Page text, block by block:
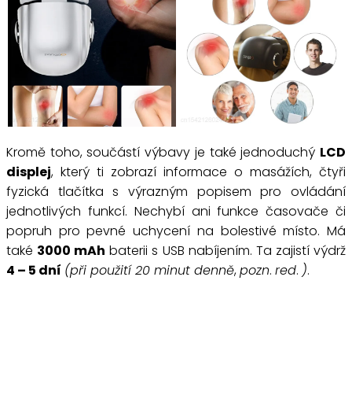
Kromě toho, součástí výbavy je také jednoduchý LCD
displej, který ti zobrazí informace o masážích, čtyři
fyzická tlačítka s výrazným popisem pro ovládání
jednotlivých funkcí. Nechybí ani funkce časovače či
popruh pro pevné uchycení na bolestivé místo. Má
také 3000 mAh baterii s USB nabíjením. Ta zajistí výdrž
4 – 5 dní (při použití 20 minut denně,pozn. red. ).